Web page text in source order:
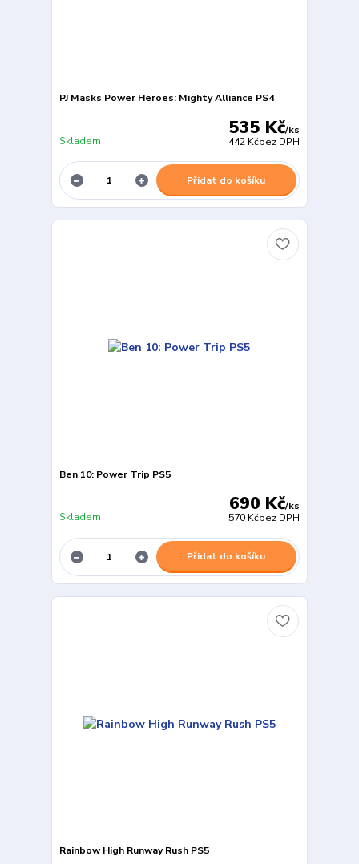
PJ Masks Power Heroes: Mighty Alliance PS4
535 Kč/ks
442 Kčbez DPH
Skladem
Přidat do košíku
Ben 10: Power Trip PS5
690 Kč/ks
570 Kčbez DPH
Skladem
Přidat do košíku
Rainbow High Runway Rush PS5